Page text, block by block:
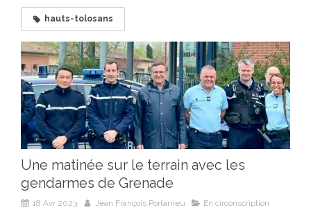
hauts-tolosans
Une matinée sur le terrain avec les
gendarmes de Grenade
18 Avr 2023 Jean François Portarrieu En circonscription